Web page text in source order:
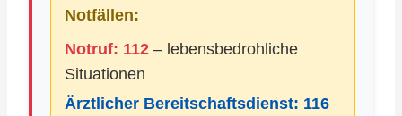
Notfällen:
Notruf: 112 – lebensbedrohliche
Situationen
Ärztlicher Bereitschaftsdienst: 116